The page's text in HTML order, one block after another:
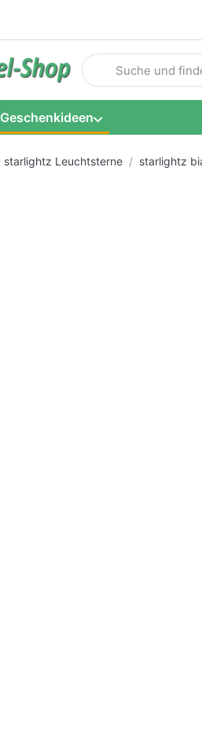
Geben Sie einen
Geschenkideen
starlightz Leuchtsterne starlightz